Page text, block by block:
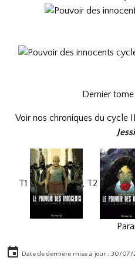
Dernier
Voir nos chroniques du cycle
T1 , T2
Date de dernière mise à jour : 30/07/